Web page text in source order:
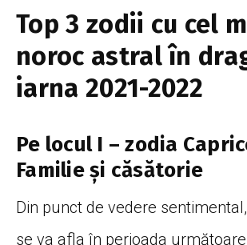
Top 3 zodii cu cel
noroc astral în
iarna 2021-2022
Pe locul I – zodia
Familie și căsătorie
Din punct de vedere
se va afla în perioada